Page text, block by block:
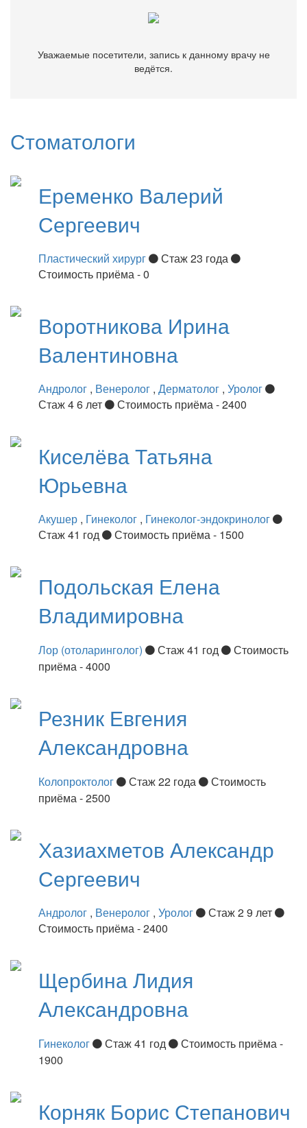
Уважаемые посетители, запись к данному врачу не
ведётся.
Стоматологи
Еременко Валерий
Сергеевич
Пластический хирург
Стаж 23 года
Стоимость приёма - 0
Воротникова Ирина
Валентиновна
Андролог , Венеролог , Дерматолог , Уролог
Стаж 4 6 лет
Стоимость приёма - 2400
КиселёваТатьяна
Юрьевна
Акушер , Гинеколог , Гинеколог-эндокринолог
Стаж 41 год
Стоимость приёма - 1500
Подольская Елена
Владимировна
Лор (отоларинголог) Стаж 41 год
Стоимость
приёма - 4000
Резник Евгения
Александровна
Колопроктолог Стаж 22 года
Стоимость
приёма - 2500
Хазиахметов Александр
Сергеевич
Андролог , Венеролог , Уролог
Стаж 2 9 лет
Стоимость приёма - 2400
ЩербинаЛидия
Александровна
Гинеколог Стаж 41 год
Стоимость приёма -
1900
Корняк Борис Степанович